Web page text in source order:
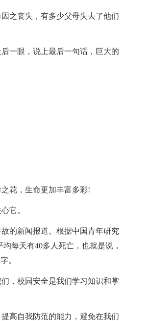
之丧失，有多少父母失去了他们
一眼，说上最后一句话，巨大的
花，生命更加丰富多彩!
它。
的新闻报道。根据中国青年研究
每天有40多人死亡，也就是说，
。
，校园安全是我们学习知识和掌
高自我防范的能力，避免在我们